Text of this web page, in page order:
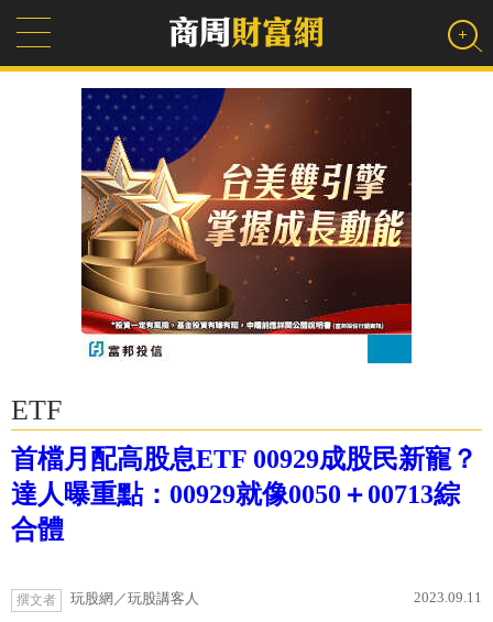
ETF
首檔月配高股息ETF 00929成股民新寵？
達人曝重點：00929就像0050＋00713綜
合體
撰文者 玩股網／玩股講客人 2023.09.11